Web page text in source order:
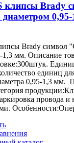
клипсы Brady
диаметром
Brady символ
1,3 мм. Описание
единиц
0,95-1,3 мм.
провода и